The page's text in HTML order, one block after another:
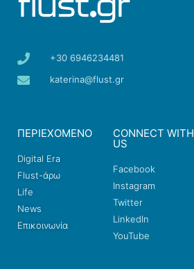
+30 6946234481
katerina@flust.gr
ΠΕΡΙΕΧΟΜΕΝΟ
Digital Era
Flust-άρω
Life
News
Επικοινωνία
CONNECT WITH
US
Facebook
Instagram
Twitter
LinkedIn
YouTube